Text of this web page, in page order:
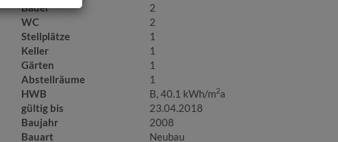
Bäder
2
WC
2
Stellplätze
1
Keller
1
Gärten
1
Abstellräume
1
HWB
B, 40.1 kWh/m2a
gültig bis
23.04.2018
Baujahr
2008
Bauart
Neubau